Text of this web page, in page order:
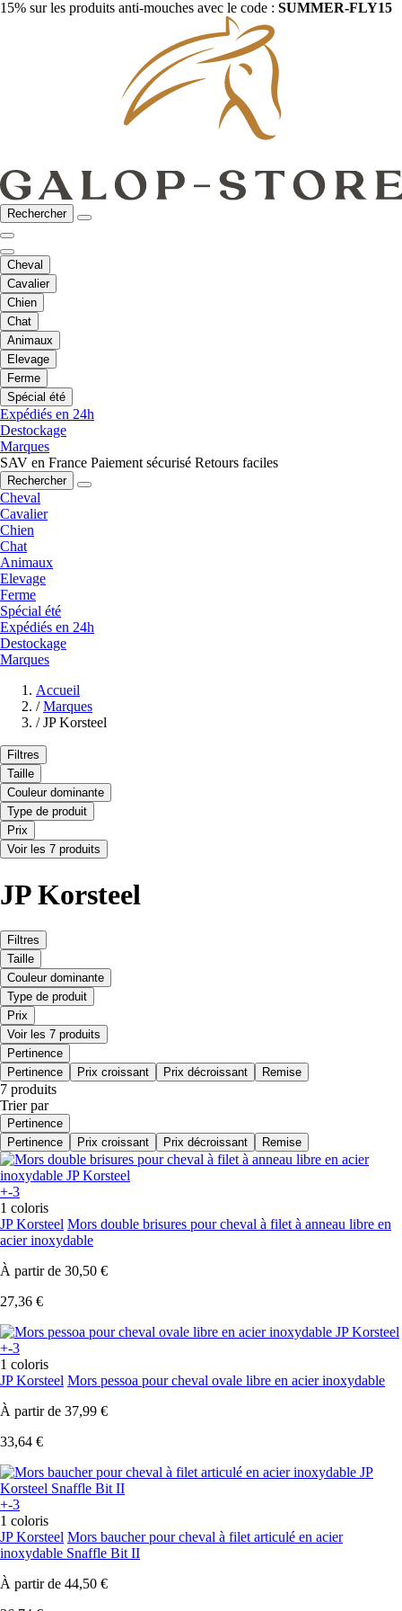
15% sur les produits anti-mouches avec le code : SUMMER-FLY15
Rechercher
Cheval
Cavalier
Chien
Chat
Animaux
Elevage
Ferme
Spécial été
Expédiés en 24h
Destockage
Marques
SAV en France Paiement sécurisé Retours faciles
Rechercher
Cheval
Cavalier
Chien
Chat
Animaux
Elevage
Ferme
Spécial été
Expédiés en 24h
Destockage
Marques
Accueil
/ Marques
/ JP Korsteel
Filtres
Taille
Couleur dominante
Type de produit
Prix
Voir les 7 produits
JP Korsteel
Filtres
Taille
Couleur dominante
Type de produit
Prix
Voir les 7 produits
Pertinence
Pertinence
Prix croissant Prix décroissant Remise
7 produits
Trier par
Pertinence
Pertinence
Prix croissant Prix décroissant Remise
+-3
1 coloris
JP Korsteel Mors double brisures pour cheval à filet à anneau libre en
acier inoxydable
À partir de 30,50 €
27,36 €
+-3
1 coloris
JP Korsteel Mors pessoa pour cheval ovale libre en acier inoxydable
À partir de 37,99 €
33,64 €
+-3
1 coloris
JP Korsteel Mors baucher pour cheval à filet articulé en acier
inoxydable Snaffle Bit II
À partir de 44,50 €